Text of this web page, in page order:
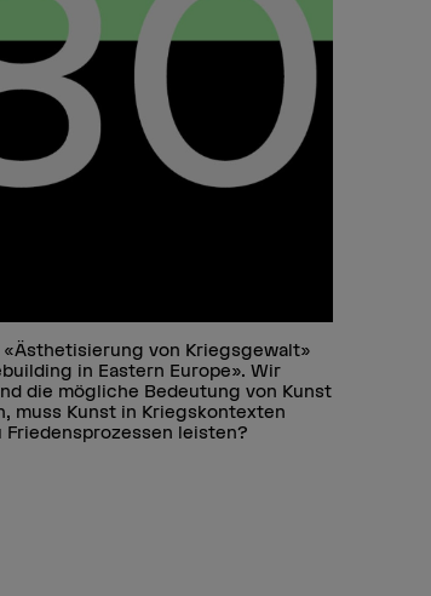
von Kriegsgewalt»
in Eastern Europe». Wir
die mögliche Bedeutung von Kunst
muss Kunst in Kriegskontexten
leisten?